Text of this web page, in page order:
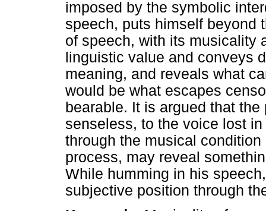
imposed by the symbolic
speech, puts himself beyond
of speech, with its musicality
linguistic value and conveys
meaning, and reveals what
would be what escapes
bearable. It is argued that
senseless, to the voice lost
through the musical
process, may reveal
While humming in his
subjective position through